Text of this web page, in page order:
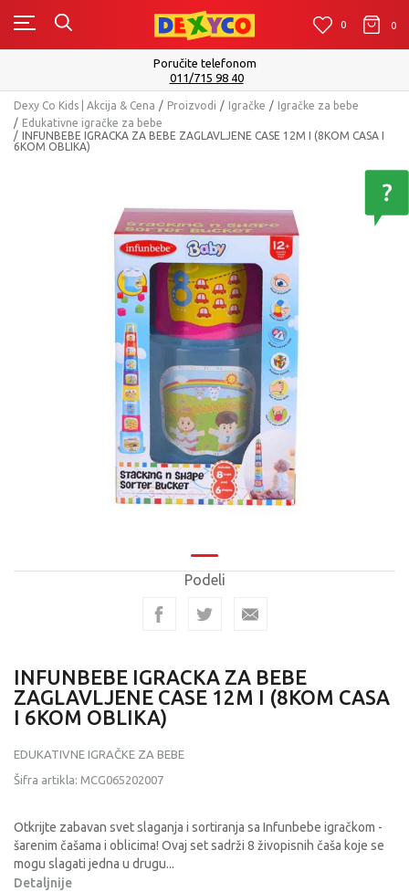
0 0 0
Poručite telefonom
011/715 98 40
Dexy Co Kids | Akcija & Cena Proizvodi Igračke
Igračke za bebe
Edukativne igračke za bebe
INFUNBEBE IGRACKA ZA BEBE ZAGLAVLJENE CASE 12M I (8KOM CASA I
6KOM OBLIKA)
Podeli
INFUNBEBE IGRACKA ZA BEBE
ZAGLAVLJENE CASE 12M I (8KOM CASA
I 6KOM OBLIKA)
EDUKATIVNE IGRAČKE ZA BEBE
Šifra artikla: MCG065202007
Otkrijte zabavan svet slaganja i sortiranja sa Infunbebe igračkom -
šarenim čašama i oblicima! Ovaj set sadrži 8 živopisnih čaša koje se
mogu slagati jedna u drugu...
Detaljnije